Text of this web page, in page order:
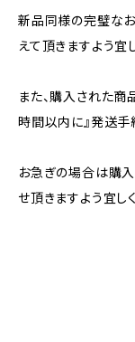
新品同様の完璧な
えて頂きますよう宜
また、購入された商
時間以内に』発送手
お急ぎの場合は購
せ頂きますよう宜し